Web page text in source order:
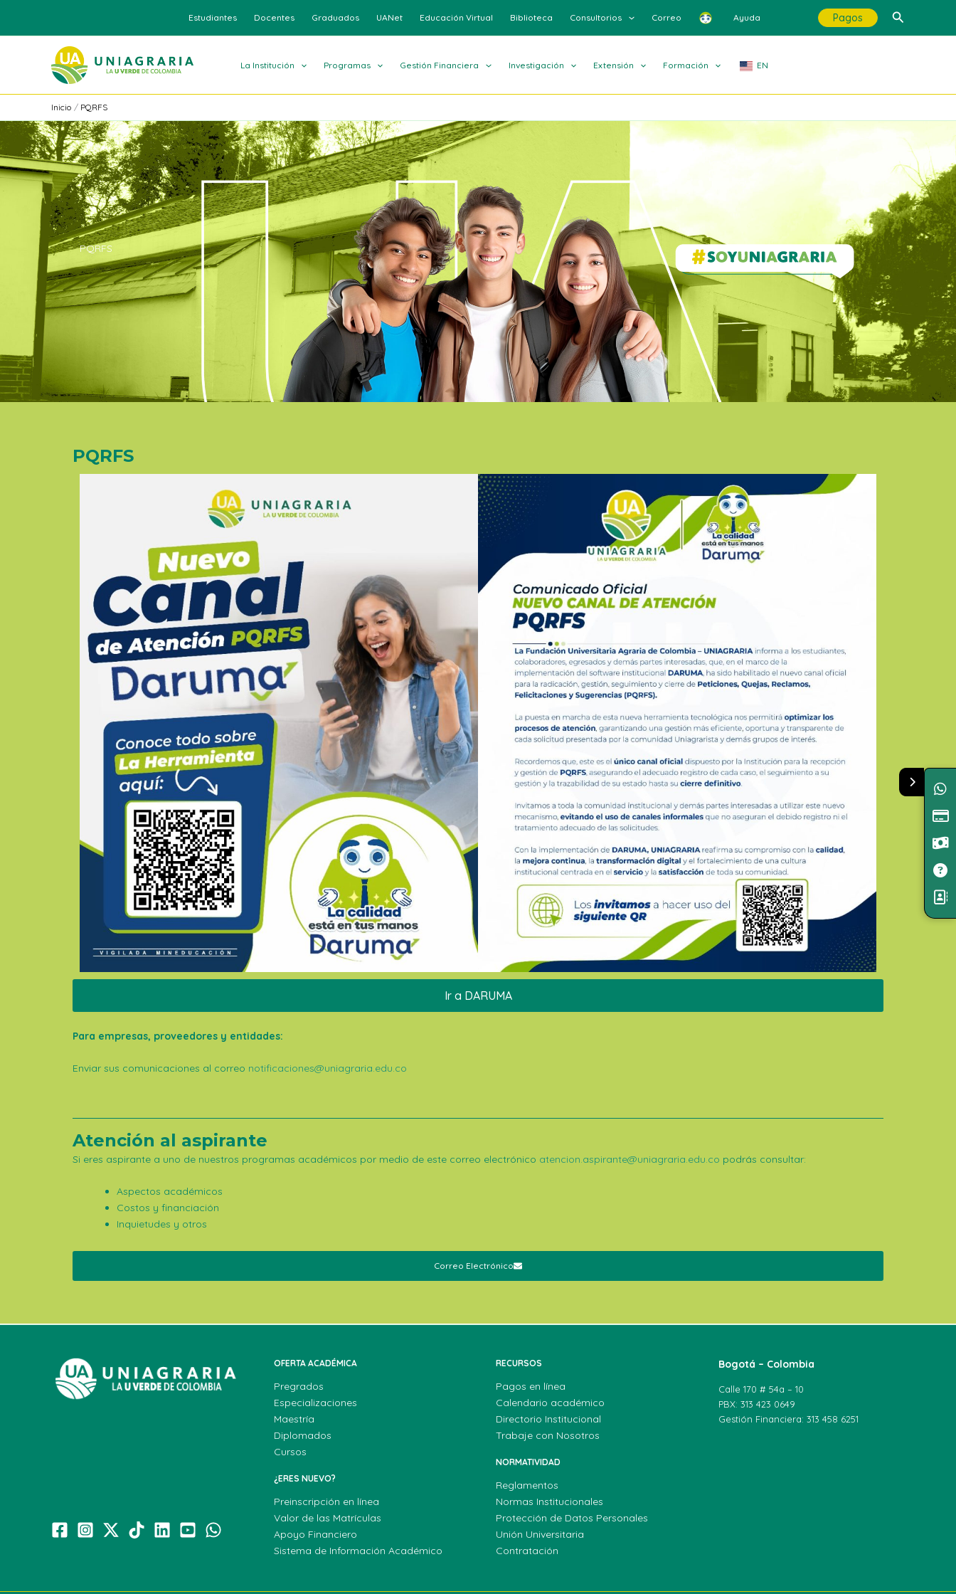
contenido
Estudiantes Docentes Graduados UANet Educación Virtual Biblioteca Consultorios Correo Ayuda Pagos Buscar
La Institución Programas Gestión Financiera Investigación Extensión Formación EN
Inicio PQRFS
PQRFS
PQRFS
Ir a DARUMA
Para empresas, proveedores y entidades:
Enviar sus comunicaciones al correo notificaciones@uniagraria.edu.co
Atención al aspirante
Si eres aspirante a uno de nuestros programas académicos por medio de este correo electrónico atencion.aspirante@uniagraria.edu.co podrás consultar:
Aspectos académicos
Costos y financiación
Inquietudes y otros
Correo Electrónico
OFERTA ACADÉMICA
Pregrados
Especializaciones
Maestría
Diplomados
Cursos
¿ERES NUEVO?
Preinscripción en línea
Valor de las Matrículas
Apoyo Financiero
Sistema de Información Académico
RECURSOS
Pagos en línea
Calendario académico
Directorio Institucional
Trabaje con Nosotros
NORMATIVIDAD
Reglamentos
Normas Institucionales
Protección de Datos Personales
Unión Universitaria
Contratación
Bogotá – Colombia
Calle 170 # 54a – 10
PBX: 313 423 0649
Gestión Financiera: 313 458 6251